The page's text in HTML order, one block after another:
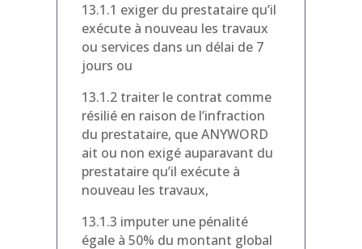
13.1.1 exiger du prestataire qu’il
exécute à nouveau les travaux
ou services dans un délai de 7
jours ou
13.1.2 traiter le contrat comme
résilié en raison de l’infraction
du prestataire, que ANYWORD
ait ou non exigé auparavant du
prestataire qu’il exécute à
nouveau les travaux,
13.1.3 imputer une pénalité
égale à 50% du montant global